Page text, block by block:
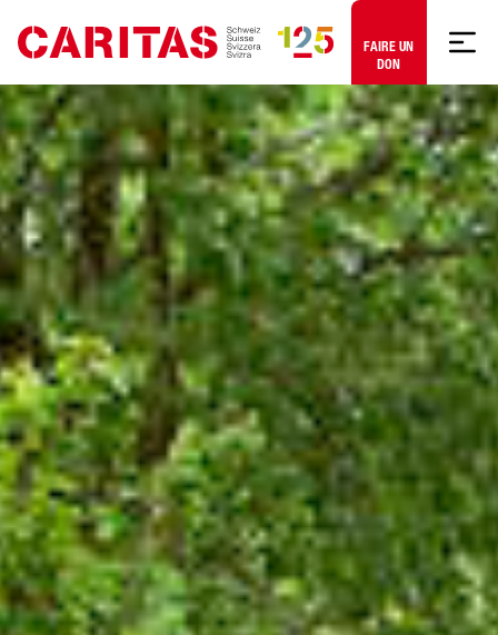
Aller au contenu
FAIRE UN
DON